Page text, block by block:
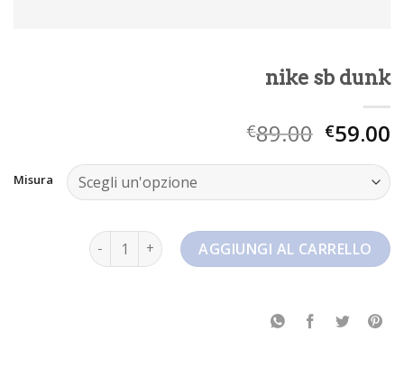
nike sb dunk
€89.00 €59.00
Misura
nike sb dunk quantitàAGGIUNGI AL CARRELLO